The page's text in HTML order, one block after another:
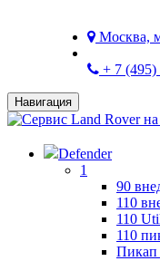
Москва,
+ 7 (495)
Навигация
Defender
1
90
110
110
110
Пикап